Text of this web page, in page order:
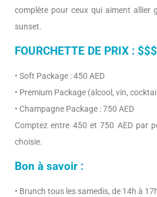
complète pour ceux qui aiment allier
sunset.
FOURCHETTE DE PRIX :
• Soft Package : 450 AED
• Premium Package (alcool, vin,
• Champagne Package : 750 AED
Comptez entre 450 et 750 AED par
choisie.
Bon à savoir :
• Brunch tous les samedis, de 14h à